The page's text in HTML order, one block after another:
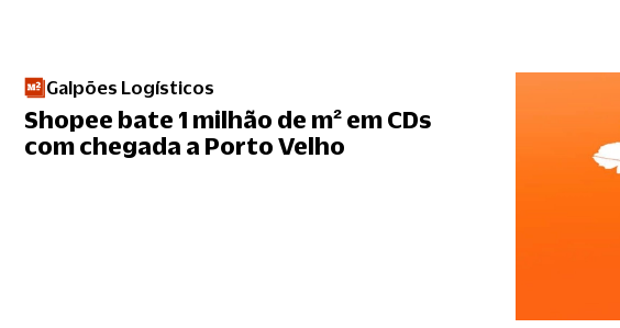
Galpões Logísticos
Shopee bate 1 milhão de m² em CDs
com chegada a Porto Velho